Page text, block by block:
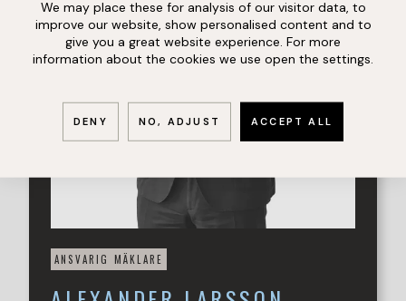
ANSVARIG MÄKLARE
We may place these for analysis of our visitor data, to
improve our website, show personalised content and to
give you a great website experience. For more
information about the cookies we use open the settings.
DENY NO, ADJUST ACCEPT ALL